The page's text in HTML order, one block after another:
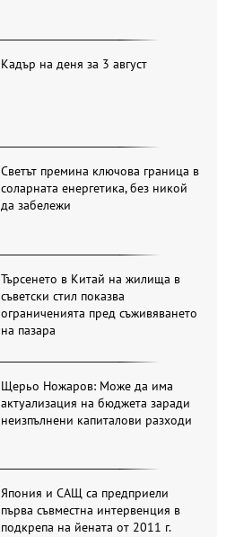
Кадър на деня за 3 август
Светът премина ключова граница в
соларната енергетика, без никой
да забележи
Търсенето в Китай на жилища в
съветски стил показва
ограниченията пред съживяването
на пазара
Щерьо Ножаров: Може да има
актуализация на бюджета заради
неизпълнени капиталови разходи
Япония и САЩ са предприели
първа съвместна интервенция в
подкрепа на йената от 2011 г.